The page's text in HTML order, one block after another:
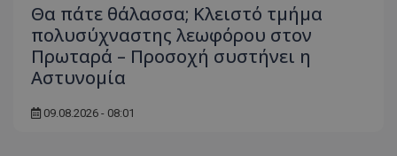
Θα πάτε θάλασσα; Κλειστό τμήμα
πολυσύχναστης λεωφόρου στον
Πρωταρά – Προσοχή συστήνει η
Αστυνομία
09.08.2026 - 08:01